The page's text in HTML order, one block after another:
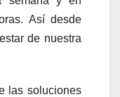
Así desde
de nuestra
las soluciones